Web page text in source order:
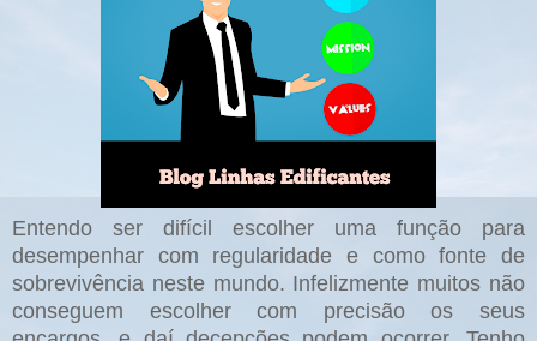
Entendo ser difícil escolher uma função para
desempenhar com regularidade e como fonte de
sobrevivência neste mundo. Infelizmente muitos não
conseguem escolher com precisão os seus